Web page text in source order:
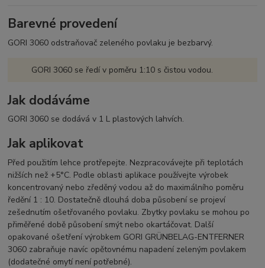
Pro různé druhy materiálů
dalšímu vzniku
Neobsahuje chlor
Barevné provedení
GORI 3060 odstraňovač zeleného povlaku je bezbarvý.
GORI 3060 se ředí v poměru 1:10 s čistou vodou.
Jak dodáváme
GORI 3060 se dodává v 1 L plastových lahvích.
Jak aplikovat
Před použitím lehce protřepejte. Nezpracovávejte při teplotách
nižších než +5°C. Podle oblasti aplikace používejte výrobek
koncentrovaný nebo zředěný vodou až do maximálního poměru
ředění 1 : 10. Dostatečně dlouhá doba působení se projeví
zešednutím ošetřovaného povlaku. Zbytky povlaku se mohou po
přiměřené době působení smýt nebo okartáčovat. Další
opakované ošetření výrobkem GORI GRÜNBELAG-ENTFERNER
3060 zabraňuje navíc opětovnému napadení zeleným povlakem
(dodatečné omytí není potřebné).